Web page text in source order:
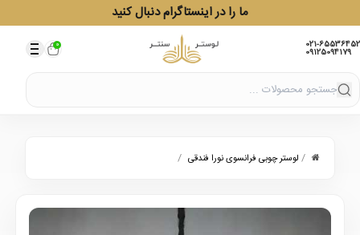
ما را در اینستاگرام دنبال کنید
021-65536452
09125094179
0
/ لوستر چوبی فرانسوی نورا فندقی /